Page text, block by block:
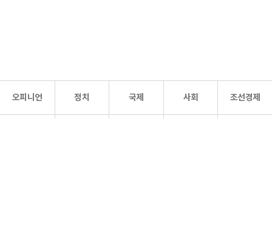
오피니언 정치 국제 사회 조선경제